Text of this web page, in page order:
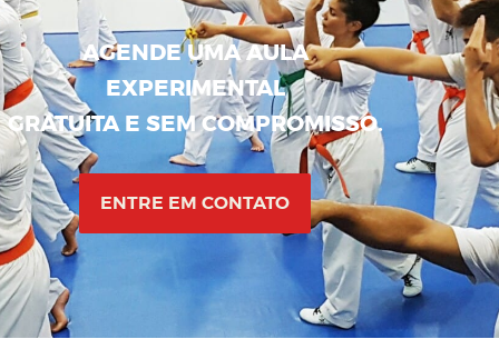
AGENDE UMA AULA
EXPERIMENTAL
GRATUITA E SEM COMPROMISSO.
ENTRE EM CONTATO